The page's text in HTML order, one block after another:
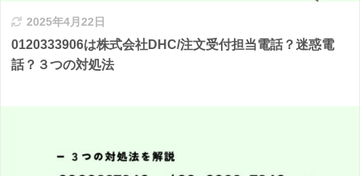
2025年4月22日
0120333906は株式会社DHC/注文受付担当電話？迷惑電
話？３つの対処法